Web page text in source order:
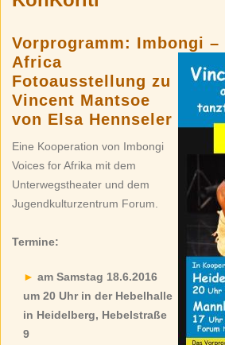
Vorprogramm: Imbongi –
Africa
Fotoausstellung zu
Vincent Mantsoe
von Elsa Hennseler
Eine Kooperation von Imbongi
Voices for Afrika mit dem
Unterwegstheater und dem
Jugendkulturzentrum Forum.
Termine:
am Samstag 18.6.2016
um 20 Uhr in der Hebelhalle
in Heidelberg, Hebelstraße
9